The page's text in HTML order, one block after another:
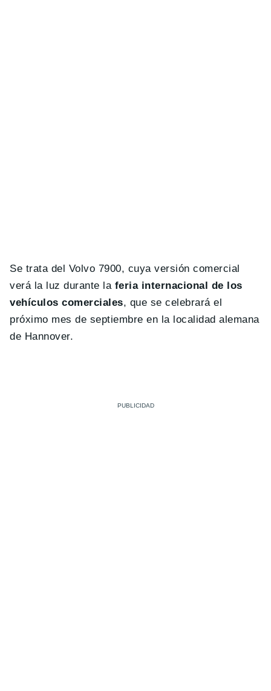
Se trata del Volvo 7900, cuya versión comercial
verá la luz durante la feria internacional de los
vehículos comerciales, que se celebrará el
próximo mes de septiembre en la localidad alemana
de Hannover.